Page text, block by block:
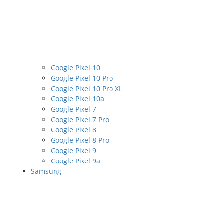
Google Pixel 10
Google Pixel 10 Pro
Google Pixel 10 Pro XL
Google Pixel 10a
Google Pixel 7
Google Pixel 7 Pro
Google Pixel 8
Google Pixel 8 Pro
Google Pixel 9
Google Pixel 9a
Samsung